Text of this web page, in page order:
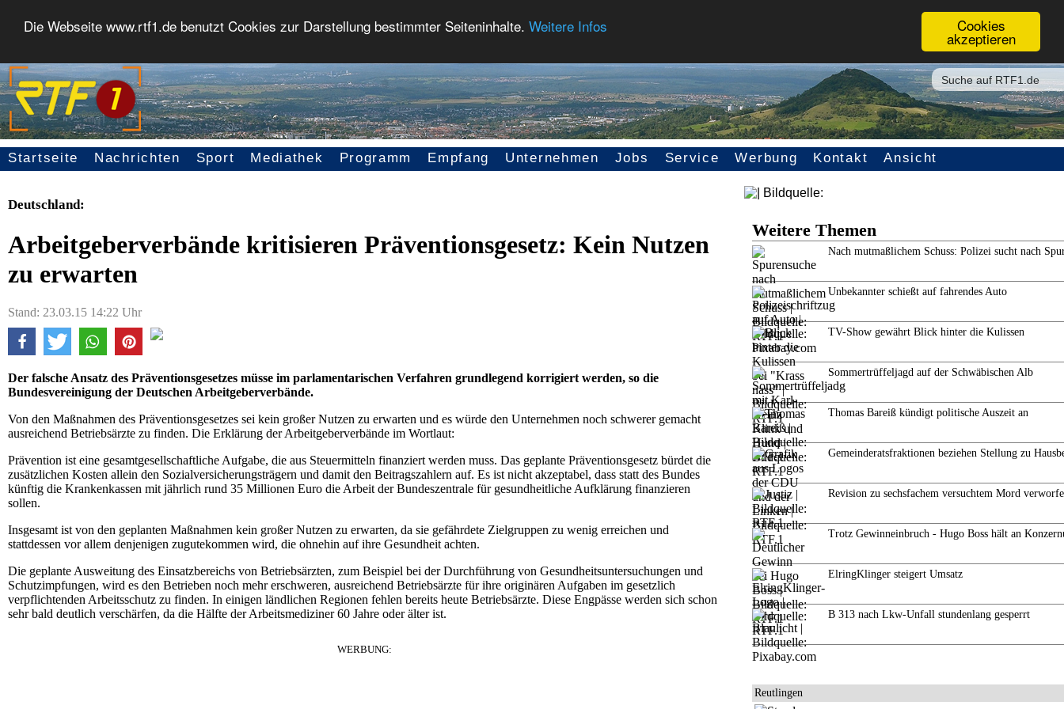
Cookies
akzeptieren
Die Webseite www.rtf1.de benutzt Cookies zur Darstellung bestimmter Seiteninhalte. Weitere Infos
Seitennavigation
Startseite Nachrichten Sport Mediathek Programm Empfang Unternehmen Jobs Service Werbung Kontakt Ansicht
Deutschland:
Arbeitgeberverbände kritisieren Präventionsgesetz: Kein Nutzen
zu erwarten
Stand: 23.03.15 14:22 Uhr
Der falsche Ansatz des Präventionsgesetzes müsse im parlamentarischen Verfahren grundlegend korrigiert werden, so die
Bundesvereinigung der Deutschen Arbeitgeberverbände.
Von den Maßnahmen des Präventionsgesetzes sei kein großer Nutzen zu erwarten und es würde den Unternehmen noch schwerer gemacht
ausreichend Betriebsärzte zu finden. Die Erklärung der Arbeitgeberverbände im Wortlaut:
Prävention ist eine gesamtgesellschaftliche Aufgabe, die aus Steuermitteln finanziert werden muss. Das geplante Präventionsgesetz bürdet die
zusätzlichen Kosten allein den Sozialversicherungsträgern und damit den Beitragszahlern auf. Es ist nicht akzeptabel, dass statt des Bundes
künftig die Krankenkassen mit jährlich rund 35 Millionen Euro die Arbeit der Bundeszentrale für gesundheitliche Aufklärung finanzieren
sollen.
Insgesamt ist von den geplanten Maßnahmen kein großer Nutzen zu erwarten, da sie gefährdete Zielgruppen zu wenig erreichen und
stattdessen vor allem denjenigen zugutekommen wird, die ohnehin auf ihre Gesundheit achten.
Die geplante Ausweitung des Einsatzbereichs von Betriebsärzten, zum Beispiel bei der Durchführung von Gesundheitsuntersuchungen und
Schutzimpfungen, wird es den Betrieben noch mehr erschweren, ausreichend Betriebsärzte für ihre originären Aufgaben im gesetzlich
verpflichtenden Arbeitsschutz zu finden. In einigen ländlichen Regionen fehlen bereits heute Betriebsärzte. Diese Engpässe werden sich schon
sehr bald deutlich verschärfen, da die Hälfte der Arbeitsmediziner 60 Jahre oder älter ist.
WERBUNG:
Weitere Themen
Nach mutmaßlichem Schuss: Polizei sucht nach
Unbekannter schießt auf fahrendes Auto
TV-Show gewährt Blick hinter die Kulissen
Sommertrüffeljagd auf der Schwäbischen Alb
Thomas Bareiß kündigt politische Auszeit an
Gemeinderatsfraktionen beziehen Stellung zu
Revision zu sechsfachem versuchtem Mord
Trotz Gewinneinbruch - Hugo Boss hält an
ElringKlinger steigert Umsatz
B 313 nach Lkw-Unfall stundenlang gesperrt
Reutlingen